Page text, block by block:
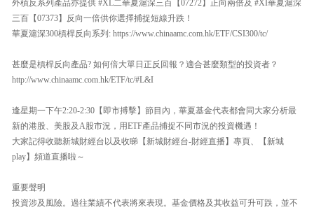
外槓反系列產品亦提供 #XL二華夏滬深三百【07272】正向兩倍及 #XI華夏滬深
三百【07373】反向一倍供你選擇捕捉短線升跌！
華夏滬深300槓桿反向系列: https://www.chinaamc.com.hk/ETF/CSI300/tc/
甚麼是槓桿反向產品? 如何倍大單日正反回報？適合甚麼類型的投資者？
http://www.chinaamc.com.hk/ETF/tc/#L&I
逢星期一下午2:20-2:30【即市搏擊】節目內，華夏基金代表都會同大家分析最
新的港股、美股及A股市況，用ETF產品捕捉不同市況的投資機遇！
大家記得收聽新城財經台以及收睇【新城財經台-財經直播】專頁、【新城
play】頻道直播啦～
重要聲明
投資涉及風險。過往業績不代表將來表現。基金價格及其收益可升可跌，並不